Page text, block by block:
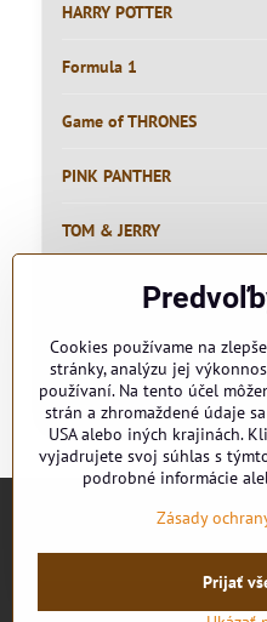
HARRY POTTER
Formula 1
Game of THRONES
PINK PANTHER
TOM & JERRY
PIVO
MEME
Cookies používame na
stránky, analýzu jej
používaní. Na tento účel
strán a zhromaždené údaje
USA alebo iných krajinách.
vyjadrujete svoj súhlas s
podrobné informácie
Zásady
Prijať